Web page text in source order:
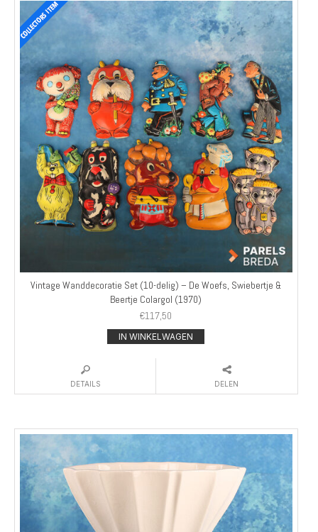
Vintage Wanddecoratie Set (10-delig) – De Woefs, Swiebertje &
Beertje Colargol (1970)
€117,50
IN WINKELWAGEN
DETAILS DELEN